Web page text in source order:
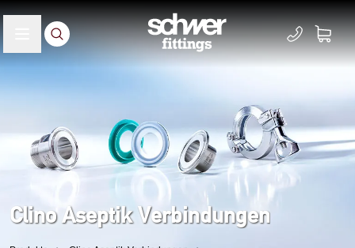
Clino Aseptik Verbindungen